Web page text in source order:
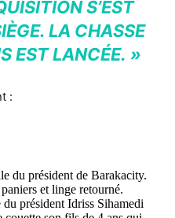
S’EST
LA CHASSE
EST LANCÉE. »
:
du président de Barakacity.
et linge retourné.
du président Idriss Sihamedi